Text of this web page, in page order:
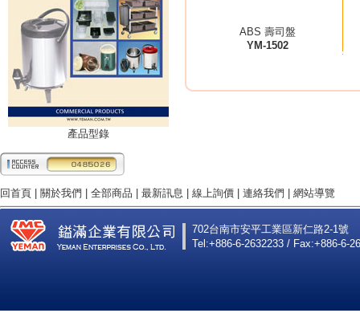
產品型錄
ABS 壽司盤
YM-1502
回首頁 | 關於我們 | 全部商品 | 最新訊息 | 線上詢價 | 連絡我們 | 網站導覽
702台南市安平工業區新仁路2-1號
Tel:+886-6-2632233 / Fax:+886-6-